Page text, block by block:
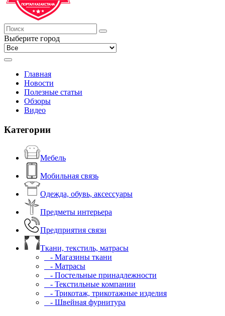
Выберите город
Главная
Новости
Полезные статьи
Обзоры
Видео
Категории
Мебель
Мобильная связь
Одежда, обувь, аксессуары
Предметы интерьера
Предприятия связи
Ткани, текстиль, матрасы
- Магазины ткани
- Матрасы
- Постельные принадлежности
- Текстильные компании
- Трикотаж, трикотажные изделия
- Швейная фурнитура